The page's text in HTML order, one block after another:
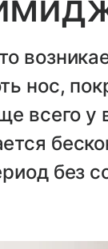
нос,
всего у
без